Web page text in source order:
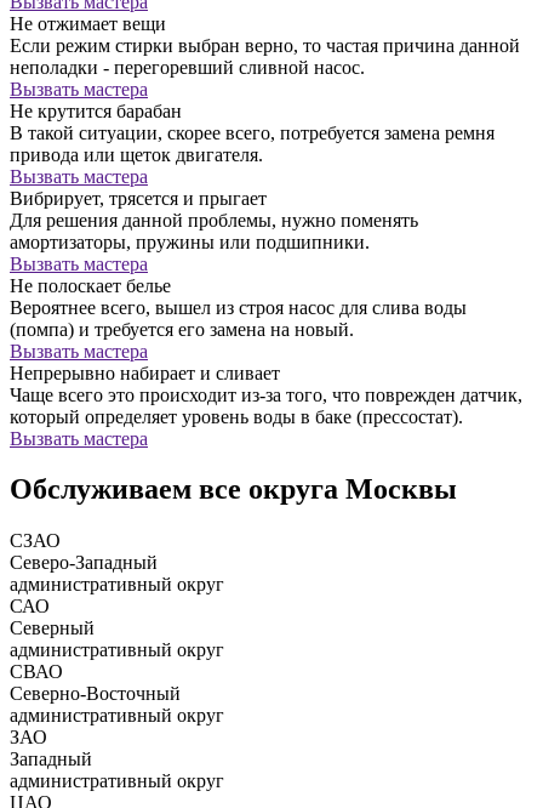
Не отжимает вещи
Если режим стирки выбран верно, то частая причина данной
неполадки - перегоревший сливной насос.
Вызвать мастера
Не крутится барабан
В такой ситуации, скорее всего, потребуется замена ремня
привода или щеток двигателя.
Вызвать мастера
Вибрирует, трясется и прыгает
Для решения данной проблемы, нужно поменять
амортизаторы, пружины или подшипники.
Вызвать мастера
Не полоскает белье
Вероятнее всего, вышел из строя насос для слива воды
(помпа) и требуется его замена на новый.
Вызвать мастера
Непрерывно набирает и сливает
Чаще всего это происходит из-за того, что поврежден датчик,
который определяет уровень воды в баке (прессостат).
Вызвать мастера
Обслуживаем все округа Москвы
СЗАО
Северо-Западный
административный округ
САО
Северный
административный округ
СВАО
Северно-Восточный
административный округ
ЗАО
Западный
административный округ
ЦАО